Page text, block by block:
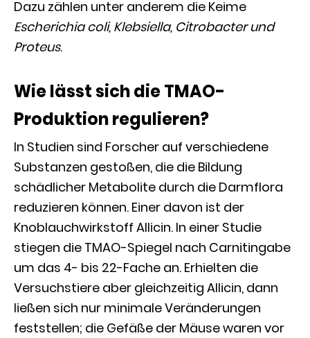
Dazu zählen unter anderem die Keime
Escherichia coli, Klebsiella, Citrobacter und
Proteus.
Wie lässt sich die TMAO-
Produktion regulieren?
In Studien sind Forscher auf verschiedene
Substanzen gestoßen, die die Bildung
schädlicher Metabolite durch die Darmflora
reduzieren können. Einer davon ist der
Knoblauchwirkstoff Allicin. In einer Studie
stiegen die TMAO-Spiegel nach Carnitingabe
um das 4- bis 22-Fache an. Erhielten die
Versuchstiere aber gleichzeitig Allicin, dann
ließen sich nur minimale Veränderungen
feststellen; die Gefäße der Mäuse waren vor